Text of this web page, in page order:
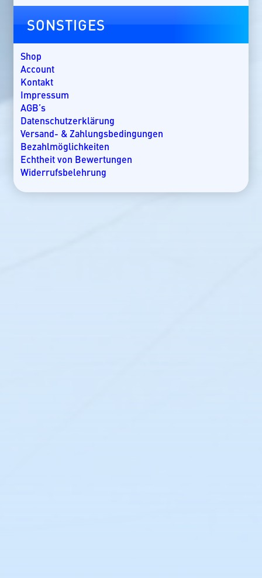
Kap Verde
Kenia
Kroatien
Kuba
Lakkadiven
Madagaskar
Malaysia
Malediven
Mallorca
Marokko
Mauritius
Mexiko
Namibia
SONSTIGES
Shop
Account
Kontakt
Impressum
AGB’s
Datenschutzerklärung
Versand- & Zahlungsbedingungen
Bezahlmöglichkeiten
Echtheit von Bewertungen
Widerrufsbelehrung